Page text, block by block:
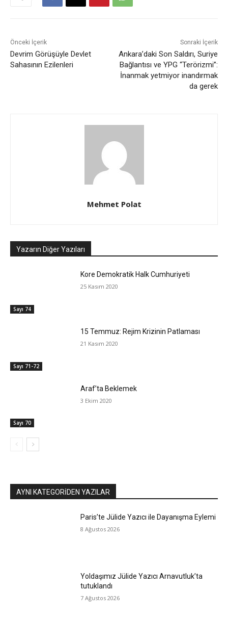
Önceki İçerik
Devrim Görüşüyle Devlet
Sahasının Ezilenleri
Sonraki İçerik
Ankara’daki Son Saldırı, Suriye
Bağlantısı ve YPG “Terörizmi”:
İnanmak yetmiyor inandırmak
da gerek
Mehmet Polat
Yazarın Diğer Yazıları
Sayı 74
Kore Demokratik Halk Cumhuriyeti
25 Kasım 2020
Sayı 71-72
15 Temmuz: Rejim Krizinin Patlaması
21 Kasım 2020
Sayı 70
Araf’ta Beklemek
3 Ekim 2020
AYNI KATEGORIDEN YAZILAR
Paris’te Jülide Yazıcı ile Dayanışma Eylemi
8 Ağustos 2026
Yoldaşımız Jülide Yazıcı Arnavutluk’ta
tutuklandı
7 Ağustos 2026